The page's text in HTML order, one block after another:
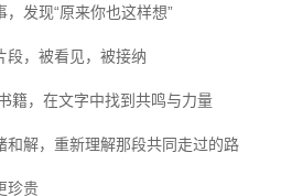
发现“原来你也这样想”
段，被看见，被接纳
籍，在文字中找到共鸣与力量
和解，重新理解那段共同走过的路
珍贵